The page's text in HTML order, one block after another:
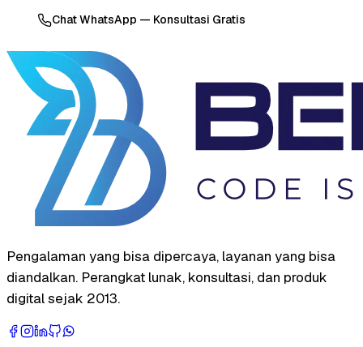
Chat WhatsApp — Konsultasi Gratis
Pengalaman yang bisa dipercaya, layanan yang bisa
diandalkan. Perangkat lunak, konsultasi, dan produk
digital sejak 2013.